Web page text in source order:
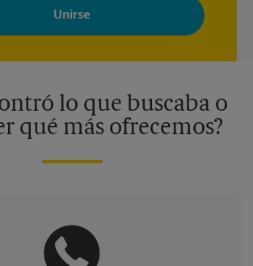
ofertas especiales, promociones y mensajes
intereses. Puede darse de baja en cualquier
más información, consulte nuestra política de
lo que buscaba o
qué más ofrecemos?